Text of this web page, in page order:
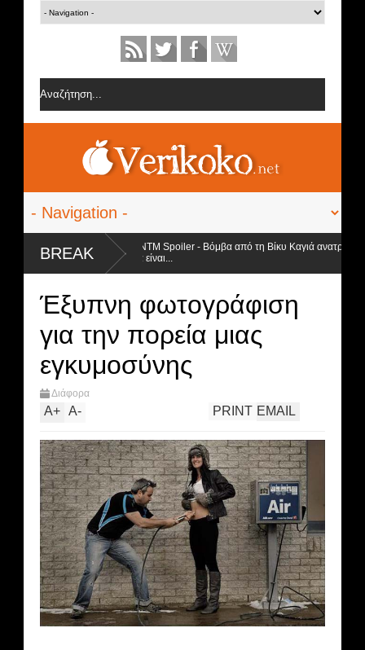
BREAK
GNTM Spoiler - Βόμβα από τη Βίκυ Καγιά ανατρέπει τα
θα είναι...
Έξυπνη φωτογράφιση
για την πορεία μιας
εγκυμοσύνης
Διάφορα
A+ A- EMAIL
PRINT